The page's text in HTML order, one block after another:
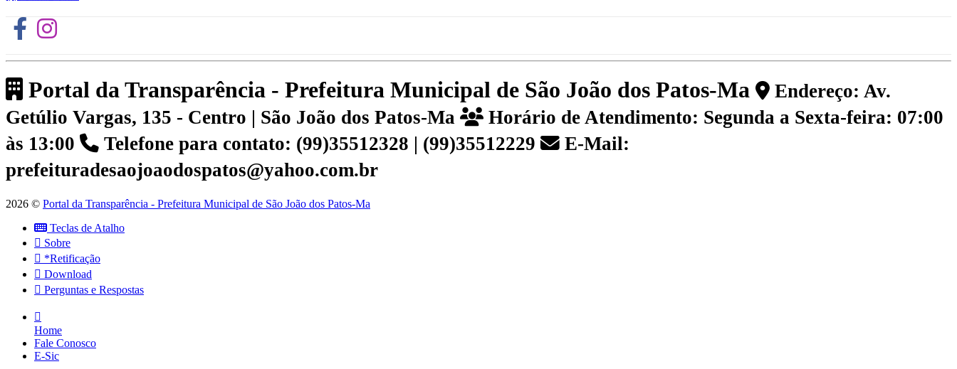
Portal da Transparência - Prefeitura Municipal de São João dos Patos-Ma
Endereço: Av.
Getúlio Vargas, 135 - Centro | São João dos Patos-Ma
Horário de Atendimento: Segunda a Sexta-feira: 07:00
às 13:00
Telefone para contato: (99)35512328 | (99)35512229
E-Mail:
prefeituradesaojoaodospatos@yahoo.com.br
2026 © Portal da Transparência - Prefeitura Municipal de São João dos Patos-Ma
Teclas de Atalho
Sobre
*Retificação
Download
Perguntas e Respostas
Home
Fale Conosco
E-Sic